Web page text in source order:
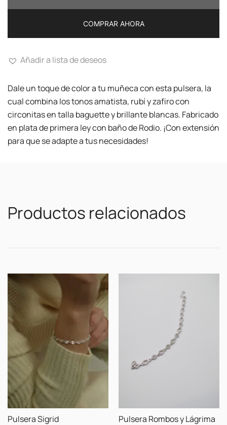
COMPRAR AHORA
Añadir a lista de deseos
Dale un toque de color a tu muñeca con esta pulsera, la
cual combina los tonos amatista, rubí y zafiro con
circonitas en talla baguette y brillante blancas. Fabricado
en plata de primera ley con baño de Rodio. ¡Con extensión
para que se adapte a tus necesidades!
Productos relacionados
Pulsera Sigrid
Pulsera Rombos y Lágrima